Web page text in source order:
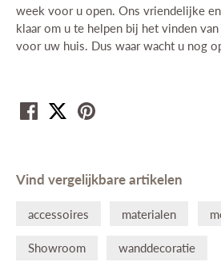
week voor u open. Ons vriendelijke
klaar om u te helpen bij het vinden
voor uw huis. Dus waar wacht u nog
Deel TweetPin
Vind vergelijkbare artikelen
accessoires materialen
Showroom wanddecoratie